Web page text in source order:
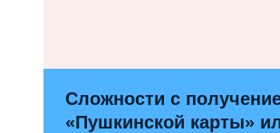
Сложности с
«Пушкинской карты»